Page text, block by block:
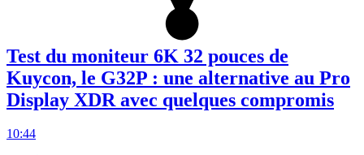
Test du moniteur 6K 32 pouces de
Kuycon, le G32P : une alternative au Pro
Display XDR avec quelques compromis
10:44